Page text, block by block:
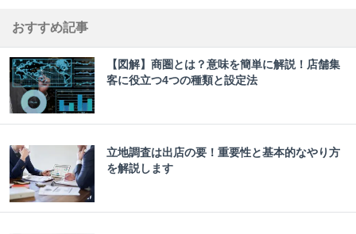
おすすめ記事
【図解】商圏とは？意味を簡単に解説！店舗集
客に役立つ4つの種類と設定法
立地調査は出店の要！重要性と基本的なやり方
を解説します